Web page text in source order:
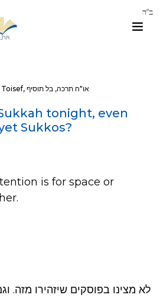
Toisef, או"ח תרכה, בל תוסיף
tonight, even
Sukkos?
is for space or
לא מצינו בפוסקים שיזהירו מזה.